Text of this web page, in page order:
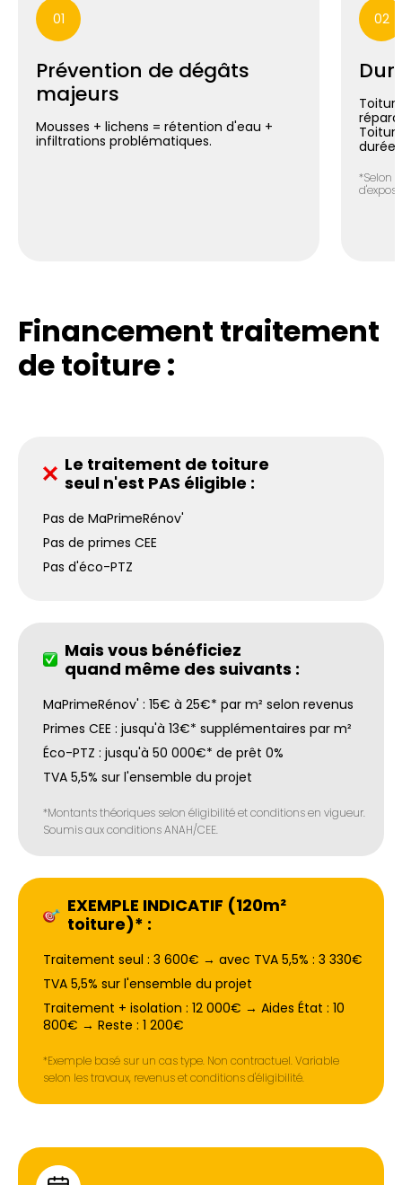
01
Prévention de dégâts
majeurs
Mousses + lichens = rétention d'eau +
infiltrations problématiques.
02
*Selon
Financement traitement
de toiture :
Le traitement de toiture
seul n'est PAS éligible :
Pas de MaPrimeRénov'
Pas de primes CEE
Pas d'éco-PTZ
Mais vous bénéficiez
quand même des suivants :
MaPrimeRénov' : 15€ à 25€* par m² selon revenus
Primes CEE : jusqu'à 13€* supplémentaires par m²
Éco-PTZ : jusqu'à 50 000€* de prêt 0%
TVA 5,5% sur l'ensemble du projet
*Montants théoriques selon éligibilité et conditions en vigueur.
Soumis aux conditions ANAH/CEE.
EXEMPLE INDICATIF (120m²
toiture)* :
Traitement seul : 3 600€ → avec TVA 5,5% : 3 330€
TVA 5,5% sur l'ensemble du projet
Traitement + isolation : 12 000€ → Aides État : 10
800€ → Reste : 1 200€
*Exemple basé sur un cas type. Non contractuel. Variable
selon les travaux, revenus et conditions d'éligibilité.